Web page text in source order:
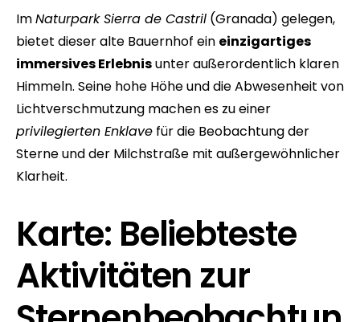
ImNaturpark Sierra de Castril (Granada) gelegen,
bietet dieser alte Bauernhof ein einzigartiges
immersives Erlebnisunter außerordentlich klaren
Himmeln. Seine hohe Höhe und die Abwesenheit von
Lichtverschmutzung machen es zu einer
privilegierten Enklave für die Beobachtung der
Sterne und der Milchstraße mit außergewöhnlicher
Klarheit.
Karte: Beliebteste
Aktivitäten zur